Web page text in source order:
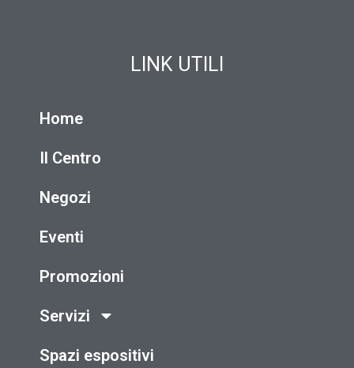
LINK UTILI
Home
Il Centro
Negozi
Eventi
Promozioni
Servizi
Spazi espositivi